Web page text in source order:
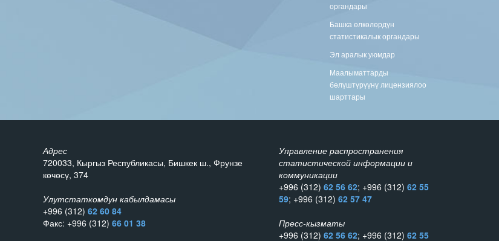
органдары
Башка өлкөлөрдүн
статистикалык органдары
Эл аралык уюмдар
Маалыматтарды
бөлүштүрүүнү лицензиялоо
шарттары
Адрес
720033, Кыргыз Республикасы, Бишкек ш., Фрунзе
көчөсү, 374
Улутстаткомдун кабылдамасы
+996 (312) 62 60 84
Факс: +996 (312) 66 01 38
Управление распространения
статистической информации и
коммуникации
+996 (312) 62 56 62; +996 (312) 62 55
59; +996 (312) 62 57 47
Пресс-кызматы
+996 (312) 62 56 62; +996 (312) 62 55